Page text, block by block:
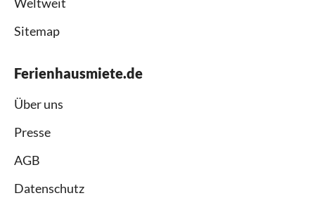
Sitemap
Ferienhausmiete.de
Über uns
Presse
AGB
Datenschutz